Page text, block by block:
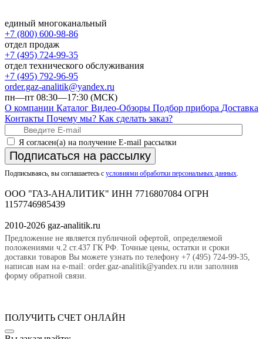
единый многоканальный
+7 (800) 600-98-86
отдел продаж
+7 (495) 724-99-35
отдел технического обслуживания
+7 (495) 792-96-95
order.gaz-analitik@yandex.ru
пн—пт 08:30—17:30 (МСК)
О компании Каталог Видео-Обзоры Подбор прибора Доставка
Контакты Почему мы? Как сделать заказ?
Я согласен(а) на получение E-mail рассылки
Подписаться на рассылку
Подписываясь, вы соглашаетесь с условиями обработки персональных данных.
ООО "ГАЗ-АНАЛИТИК" ИНН 7716807084 ОГРН
1157746985439
2010-2026 gaz-analitik.ru
Предложение не является публичной офертой, определяемой
положениями ч.2 ст.437 ГК РФ. Точные цены, остатки и сроки
доставки товаров Вы можете узнать по телефону +7 (495) 724-99-35,
написав нам на e-mail: order.gaz-analitik@yandex.ru или заполнив
форму обратной связи.
ПОЛУЧИТЬ СЧЕТ ОНЛАЙН